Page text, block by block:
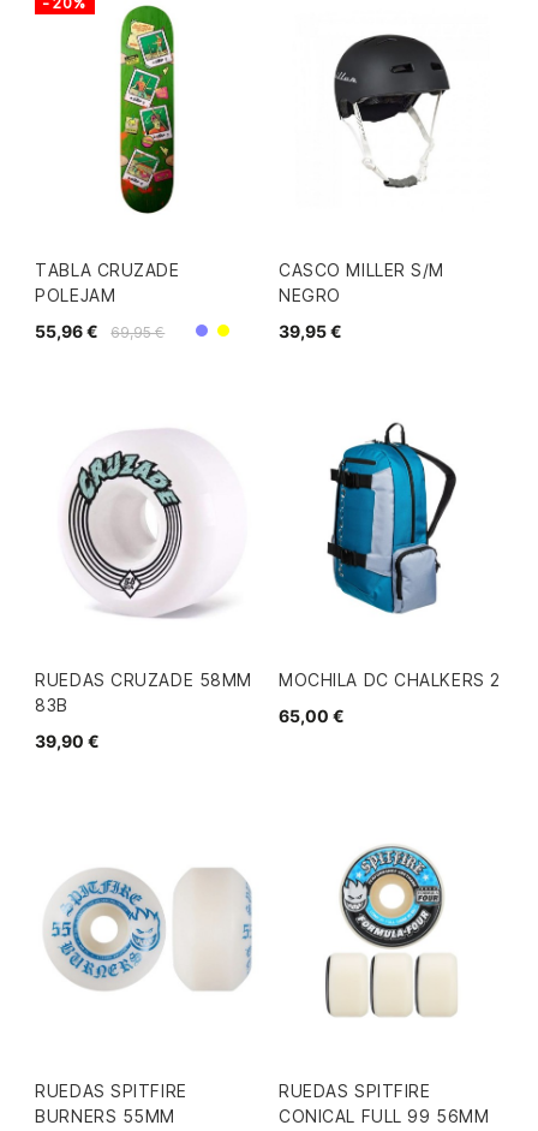
TABLA CRUZADE
POLEJAM
69,95 €
55,96 € Morado
Amarillo
CASCO MILLER S/M
NEGRO
39,95 €
RUEDAS CRUZADE 58MM
83B
39,90 €
MOCHILA DC CHALKERS 2
65,00 €
RUEDAS SPITFIRE
BURNERS 55MM
RUEDAS SPITFIRE
CONICAL FULL 99 56MM